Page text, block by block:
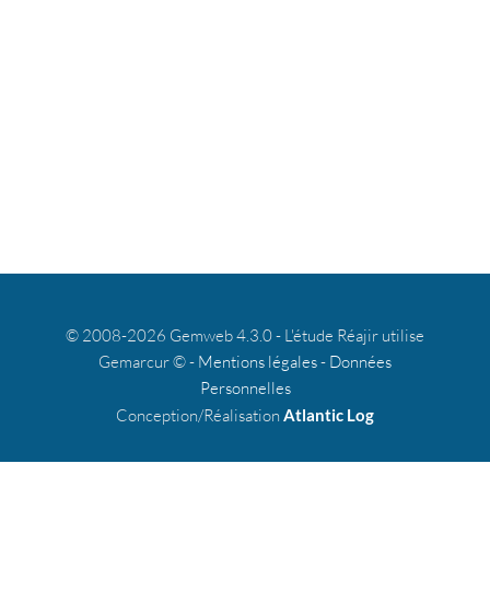
© 2008-2026 Gemweb 4.3.0 - L'étude Réajir utilise
Gemarcur © - Mentions légales- Données
Personnelles
Conception/Réalisation Atlantic Log